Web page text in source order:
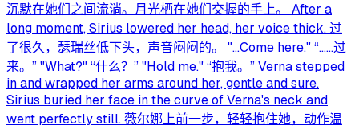
沉默在她们之间流淌。月光栖在她们交握的手上。 After a
long moment, Sirius lowered her head, her voice thick. 过
了很久，瑟瑞丝低下头，声音闷闷的。 "…Come here." “……过
来。” "What?" “什么？” "Hold me." “抱我。” Verna stepped
in and wrapped her arms around her, gentle and sure.
Sirius buried her face in the curve of Verna's neck and
went perfectly still. 薇尔娜上前一步，轻轻抱住她，动作温